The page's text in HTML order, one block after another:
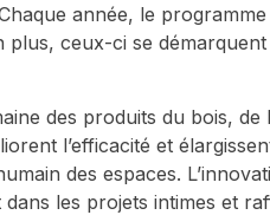
année, le
plus, ceux-ci se
des produits du bois,
l’efficacité et
des espaces.
les projets intimes et